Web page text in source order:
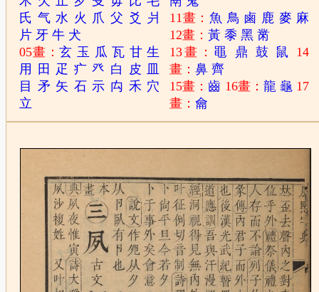
氏 气 水 火 爪 父 爻 爿
片 牙 牛 犬
05畫：玄 玉 瓜 瓦 甘 生
用
田 疋 疒 癶 白 皮
目
矛 矢 石 示 禸 禾 穴
立
11畫：魚 鳥 鹵 鹿 麥 麻
12畫：黃 黍 黑 黹
13畫： 黽 鼎 鼓 鼠
14
畫：鼻 齊
15畫：齒 16畫： 龍 龜 17
畫：龠